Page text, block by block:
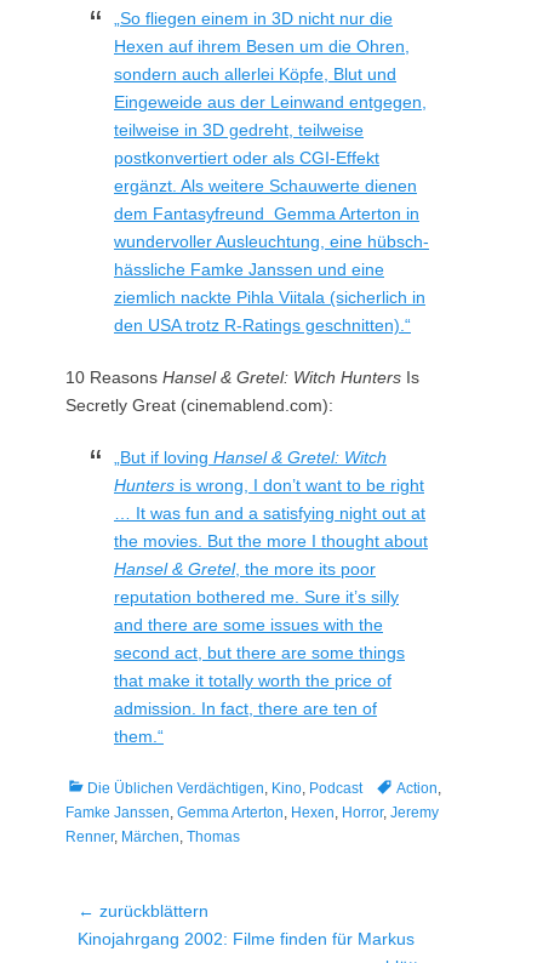
„So fliegen einem in 3D nicht nur die
Hexen auf ihrem Besen um die Ohren,
sondern auch allerlei Köpfe, Blut und
Eingeweide aus der Leinwand entgegen,
teilweise in 3D gedreht, teilweise
postkonvertiert oder als CGI-Effekt
ergänzt. Als weitere Schauwerte dienen
dem Fantasyfreund Gemma Arterton in
wundervoller Ausleuchtung, eine hübsch-
hässliche Famke Janssen und eine
ziemlich nackte Pihla Viitala (sicherlich in
den USA trotz R-Ratings geschnitten).“
10 Reasons Hansel & Gretel: Witch Hunters Is
Secretly Great (cinemablend.com):
„But if loving Hansel & Gretel: Witch
Hunters is wrong, I don’t want to be right
… It was fun and a satisfying night out at
the movies. But the more I thought about
Hansel & Gretel, the more its poor
reputation bothered me. Sure it’s silly
and there are some issues with the
second act, but there are some things
that make it totally worth the price of
admission. In fact, there are ten of
them.“
Kategorien
Die Üblichen Verdächtigen, Kino, Podcast TagsAction,
Famke Janssen, Gemma Arterton, Hexen, Horror, Jeremy
Renner, Märchen, Thomas
Beitragsnavigation
← zurückblättern
Vorheriger
Kinojahrgang 2002: Filme finden für Markus